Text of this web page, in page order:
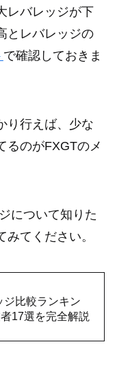
レバレッジが下
とレバレッジの
で確認しておきま
り行えば、少な
るのがFXGTのメ
について知りた
てください。
比較ランキン
17選を完全解説